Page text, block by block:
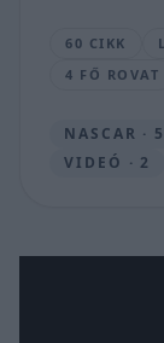
60 CIKK
4 FŐ ROVAT
NASCAR ·
VIDEÓ · 2
SEBŐK
24.